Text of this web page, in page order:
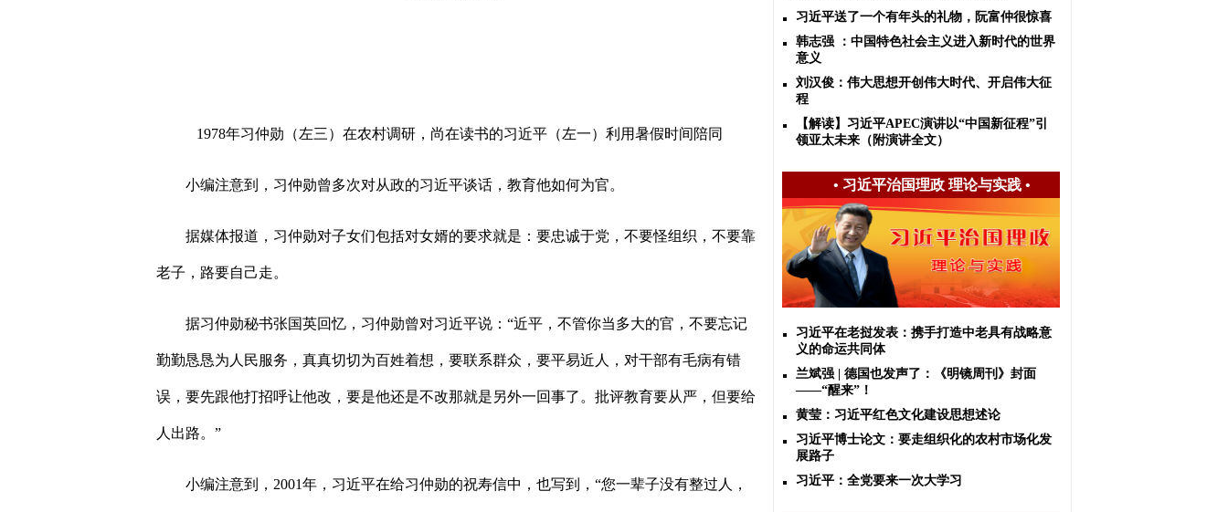
1978年习仲勋（左三）在农村调研，尚在读书的习近平（左一）利用暑假时间陪同
小编注意到，习仲勋曾多次对从政的习近平谈话，教育他如何为官。
据媒体报道，习仲勋对子女们包括对女婿的要求就是：要忠诚于党，不要怪组织，不要靠
老子，路要自己走。
据习仲勋秘书张国英回忆，习仲勋曾对习近平说： “近平，不管你当多大的官，不要忘记
勤勤恳恳为人民服务，真真切切为百姓着想，要联系群众，要平易近人，对干部有毛病有错
误，要先跟他打招呼让他改，要是他还是不改那就是另外一回事了。批评教育要从严，但要给
人出路。 ”
小编注意到， 2001年，习近平在给习仲勋的祝寿信中，也写到， “您一辈子没有整过人，
习近平送了一个有年头的礼物，阮富仲很惊喜
韩志强 ：中国特色社会主义进入新时代的世界
意义
刘汉俊：伟大思想开创伟大时代、开启伟大征
程
【解读】习近平APEC演讲以“中国新征程”引
领亚太未来（附演讲全文）
• 习近平治国理政 理论与实践•
习近平在老挝发表：携手打造中老具有战略意
义的命运共同体
兰斌强 | 德国也发声了：《明镜周刊》封面
——“醒来”！
黄莹：习近平红色文化建设思想述论
习近平博士论文：要走组织化的农村市场化发
展路子
习近平：全党要来一次大学习